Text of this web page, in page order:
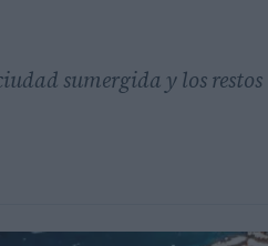
sumergida y los restos